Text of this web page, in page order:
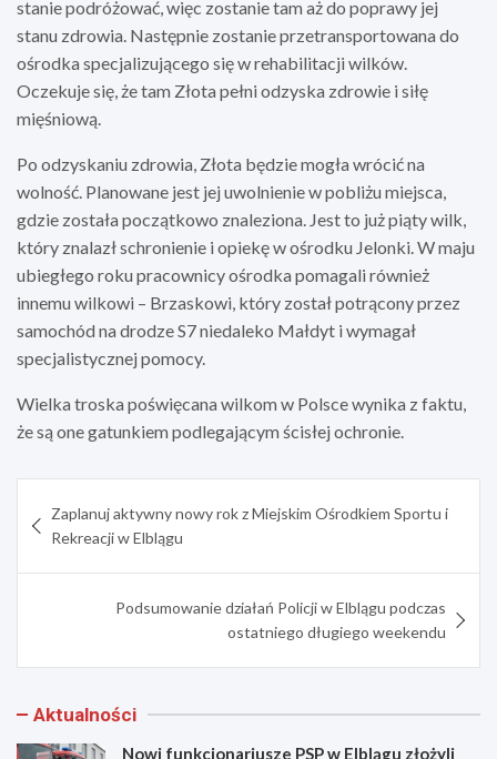
stanie podróżować, więc zostanie tam aż do poprawy jej
stanu zdrowia. Następnie zostanie przetransportowana do
ośrodka specjalizującego się w rehabilitacji wilków.
Oczekuje się, że tam Złota pełni odzyska zdrowie i siłę
mięśniową.
Po odzyskaniu zdrowia, Złota będzie mogła wrócić na
wolność. Planowane jest jej uwolnienie w pobliżu miejsca,
gdzie została początkowo znaleziona. Jest to już piąty wilk,
który znalazł schronienie i opiekę w ośrodku Jelonki. W maju
ubiegłego roku pracownicy ośrodka pomagali również
innemu wilkowi – Brzaskowi, który został potrącony przez
samochód na drodze S7 niedaleko Małdyt i wymagał
specjalistycznej pomocy.
Wielka troska poświęcana wilkom w Polsce wynika z faktu,
że są one gatunkiem podlegającym ścisłej ochronie.
wpisu
Zaplanuj aktywny nowy rok z Miejskim Ośrodkiem Sportu i
Rekreacji w Elblągu
Podsumowanie działań Policji w Elblągu podczas
ostatniego długiego weekendu
Aktualności
Nowi funkcjonariusze PSP w Elblągu złożyli